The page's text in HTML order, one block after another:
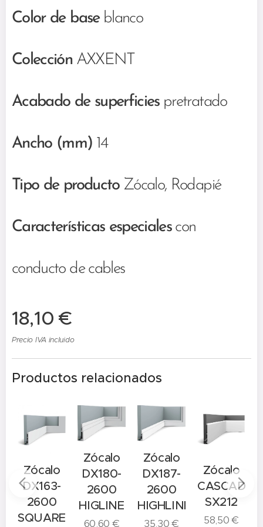
Color de baseblanco
ColecciónAXXENT
Acabado de superficiespretratado
Ancho (mm) 14
Tipo de productoZócalo, Rodapié
Características especialescon
conducto de cables
18,10 €
Precio IVA incluido
Productos relacionados
Zócalo
DX163-
2600
SQUARE
Zócalo
DX180-
2600
HIGLINE
60,60 €
Zócalo
DX187-
2600
HIGHLINE
35,30€
Zócalo
CASCADE
SX212
58,50€